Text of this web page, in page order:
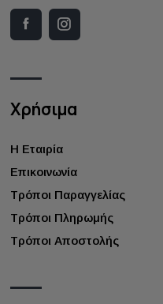
Χρήσιμα
Η Εταιρία
Επικοινωνία
Τρόποι Παραγγελίας
Τρόποι Πληρωμής
Τρόποι Αποστολής